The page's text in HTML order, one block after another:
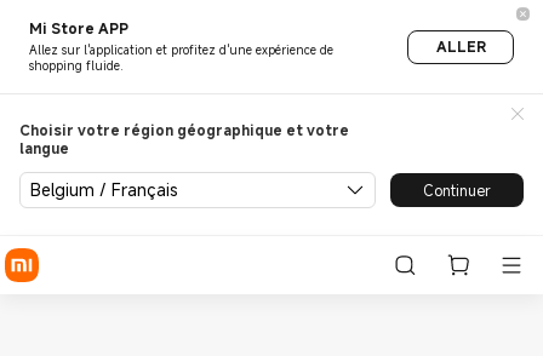
Mi Store APP
Allez sur l'application et profitez d'une expérience de
shopping fluide.
ALLER
Choisir votre région géographique et votre
langue
Belgium / Français Continuer
Support - Mi Xiaomi